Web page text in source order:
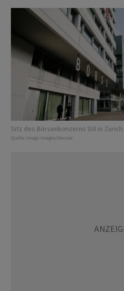
Sitz des Börsenkonzerns SIX in Zürich.
Quelle: imago images/Geisser